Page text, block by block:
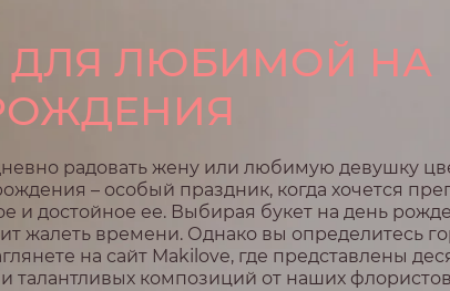
ДЛЯ ЛЮБИМОЙ НА
радовать жену или любимую девушку
– особый праздник, когда хочется
и достойное ее. Выбирая букет на день
жалеть времени. Однако вы определитесь
на сайт Makilove, где представлены
талантливых композиций от наших флористов